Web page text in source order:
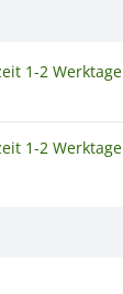
1-2 Werktage
1-2 Werktage